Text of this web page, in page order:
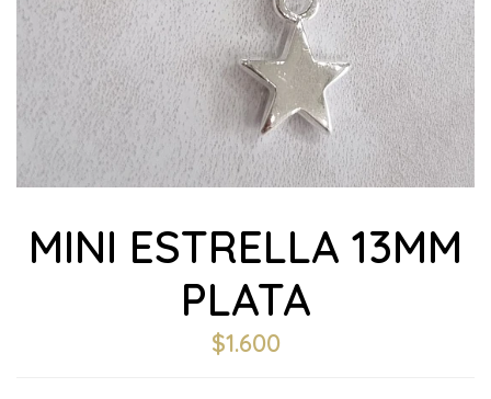
MINI ESTRELLA 13MM
PLATA
$1.600